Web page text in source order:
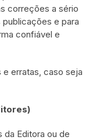
correções a sério
e para
confiável e
erratas, caso seja
da Editora ou de